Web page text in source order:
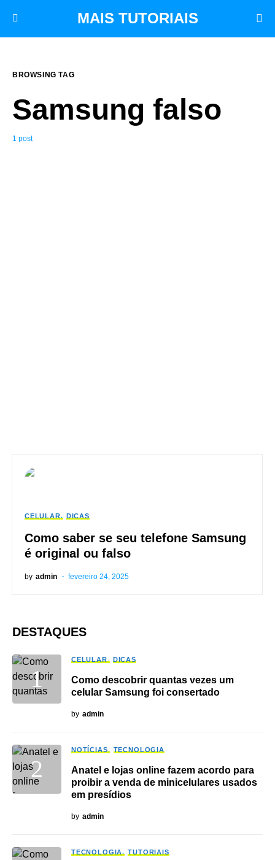
MAIS TUTORIAIS
BROWSING TAG
Samsung falso
1 post
CELULAR DICAS
Como saber se seu telefone Samsung
é original ou falso
by admin fevereiro 24, 2025
DESTAQUES
CELULAR DICAS
Como descobrir quantas vezes um
celular Samsung foi consertado
by admin
NOTÍCIAS TECNOLOGIA
Anatel e lojas online fazem acordo para
proibir a venda de minicelulares usados
em presídios
by admin
TECNOLOGIA TUTORIAIS